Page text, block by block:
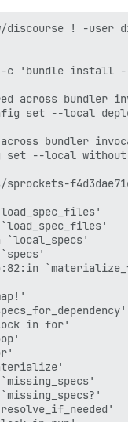
discourse ! -user
-c 'bundle install
across bundler
set --local
bundler
set --local
`local_specs'
in for'